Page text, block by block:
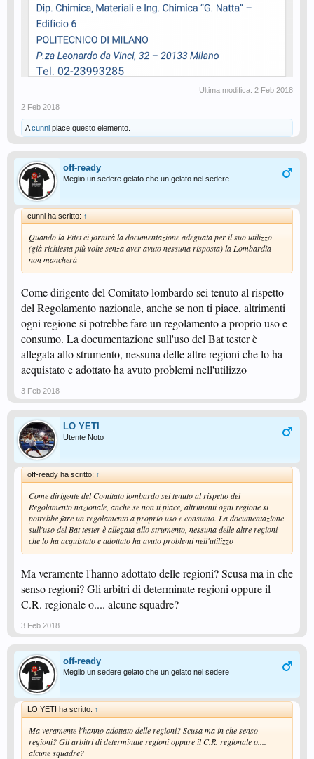
Ultima modifica: 2 Feb 2018
2 Feb 2018
Acunni piace questo elemento.
off-ready
Meglio un sedere gelato che un gelato nel sedere
cunni ha scritto: ↑
Quando la Fitet ci fornirà la documentazione adeguata per il suo utilizzo
(già richiesta più volte senza aver avuto nessuna risposta) la Lombardia
non mancherà
Come dirigente del Comitato lombardo sei tenuto al rispetto
del Regolamento nazionale, anche se non ti piace, altrimenti
ogni regione si potrebbe fare un regolamento a proprio uso e
consumo. La documentazione sull'uso del Bat tester è
allegata allo strumento, nessuna delle altre regioni che lo ha
acquistato e adottato ha avuto problemi nell'utilizzo
3 Feb 2018
LO YETI
Utente Noto
off-ready ha scritto: ↑
Come dirigente del Comitato lombardo sei tenuto al rispetto del
Regolamento nazionale, anche se non ti piace, altrimenti ogni regione si
potrebbe fare un regolamento a proprio uso e consumo. La documentazione
sull'uso del Bat tester è allegata allo strumento, nessuna delle altre regioni
che lo ha acquistato e adottato ha avuto problemi nell'utilizzo
Ma veramente l'hanno adottato delle regioni? Scusa ma in che
senso regioni? Gli arbitri di determinate regioni oppure il
C.R. regionale o.... alcune squadre?
3 Feb 2018
off-ready
Meglio un sedere gelato che un gelato nel sedere
LO YETI ha scritto: ↑
Ma veramente l'hanno adottato delle regioni? Scusa ma in che senso
regioni? Gli arbitri di determinate regioni oppure il C.R. regionale o....
alcune squadre?